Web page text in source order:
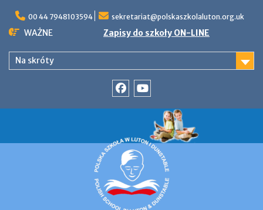
content
00 44 7948103594 sekretariat@polskaszkolaluton.org.uk
WAŻNE Zapisy do szkoły ON-LINE
Na skróty